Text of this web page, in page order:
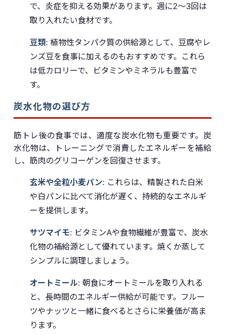
で、炎症を抑える効果があります。週に2〜3回は
取り入れたい食材です。
豆類: 植物性タンパク質の供給源として、豆腐やレ
ンズ豆を食事に加えるのもおすすめです。これら
は低カロリーで、ビタミンやミネラルも豊富で
す。
炭水化物の選び方
筋トレ後の食事では、適度な炭水化物も重要です。炭
水化物は、トレーニングで消費したエネルギーを補給
し、筋肉のグリコーゲンを回復させます。
玄米や全粒小麦パン: これらは、精製された白米
や白パンに比べて消化が遅く、持続的なエネルギ
ーを提供します。
サツマイモ: ビタミンAや食物繊維が豊富で、炭水
化物の補給源として優れています。焼くか蒸して
シンプルに調理しましょう。
オートミール: 朝食にオートミールを取り入れる
と、長時間のエネルギー供給が可能です。フルー
ツやナッツと一緒に食べるとさらに栄養価が高ま
ります。